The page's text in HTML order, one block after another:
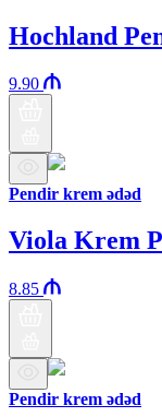
Hochland
9.90
Pendir krem ədəd
Viola Krem
8.85
Pendir krem ədəd